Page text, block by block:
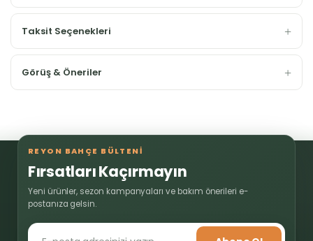
Taksit Seçenekleri
Görüş & Öneriler
REYON BAHÇE BÜLTENİ
Fırsatları Kaçırmayın
Yeni ürünler, sezon kampanyaları ve bakım önerileri e-
postanıza gelsin.